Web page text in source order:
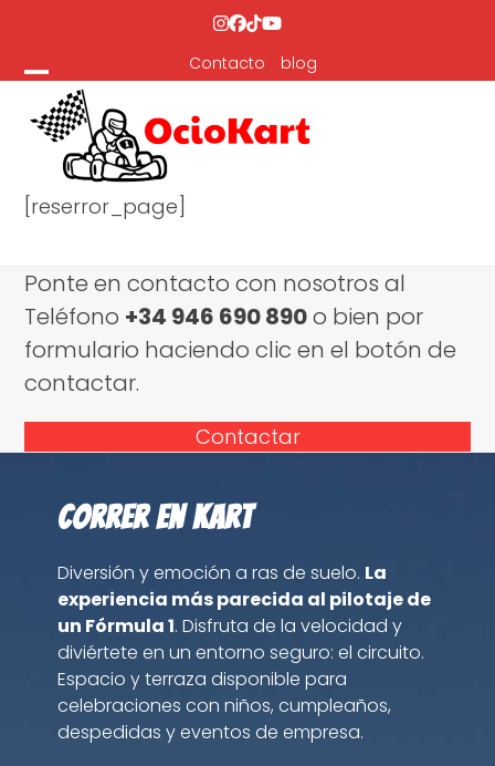
content
Instagram
Facebook
TiktokYouTube
Contacto blog
Open
mobile
menu
Close
mobile
menu
[reserror_page]
Ponte en contacto con nosotros al
Teléfono +34 946 690 890o bien por
formulario haciendo clic en el botón de
contactar.
Contactar
Correr en kart
Diversión y emoción a ras de suelo. La
experiencia más parecida al pilotaje de
un Fórmula 1. Disfruta de la velocidad y
diviértete en un entorno seguro: el circuito.
Espacio y terraza disponible para
celebraciones con niños, cumpleaños,
despedidas y eventos de empresa.